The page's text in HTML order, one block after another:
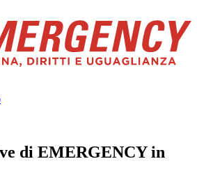
di EMERGENCY in